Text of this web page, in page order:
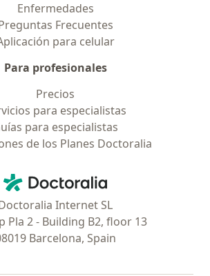
Enfermedades
Frecuentes
para celular
Para profesionales
Precios
para especialistas
para especialistas
de los Planes Doctoralia
Doctoralia - Página de inicio
Internet SL
Pla 2 - Building B2, floor 13
Barcelona, Spain